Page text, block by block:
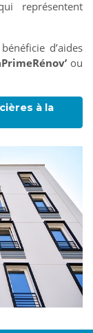
représentent
d’aides
ou
à la